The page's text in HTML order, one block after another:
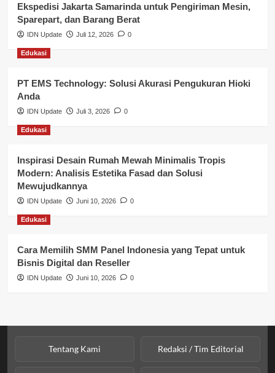
Layanan Publik Kabupaten Banyuasin
Nasional
Pemerintahan
Pendidikan
Perbankan & Keuangan
Perpajakan & Keuangan
Profil Wilayah Banyuasin
Sosial & Budaya
Sosial & Kesejahteraan
Ekspedisi Jakarta Samarinda untuk Pengiriman Mesin,
Sparepart, dan Barang Berat
IDN Update Juli 12, 2026 0
Edukasi
PT EMS Technology: Solusi Akurasi Pengukuran Hioki
Anda
IDN Update Juli 3, 2026 0
Edukasi
Inspirasi Desain Rumah Mewah Minimalis Tropis
Modern: Analisis Estetika Fasad dan Solusi
Mewujudkannya
IDN Update Juni 10, 2026 0
Edukasi
Cara Memilih SMM Panel Indonesia yang Tepat untuk
Bisnis Digital dan Reseller
IDN Update Juni 10, 2026 0
Tentang Kami Redaksi / Tim Editorial